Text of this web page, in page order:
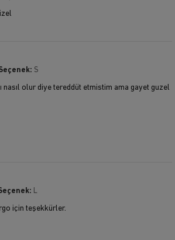
S
nasıl olur diye tereddüt etmistim ama gayet guzel
L
için teşekkürler.